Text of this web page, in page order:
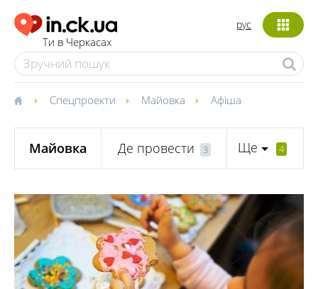
Ти в Черкасах
рус
Спецпроекти Майовка Афіша
Майовка Де провести 3 Ще 4